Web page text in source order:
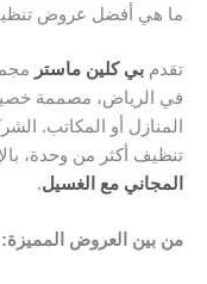
ما هي أفضل عروض
تقدم بي كلين ماستر
في الرياض، مصممة
المنازل أو المكاتب.
تنظيف أكثر من وحدة،
المجاني مع الغسيل.
من بين العروض المميزة: